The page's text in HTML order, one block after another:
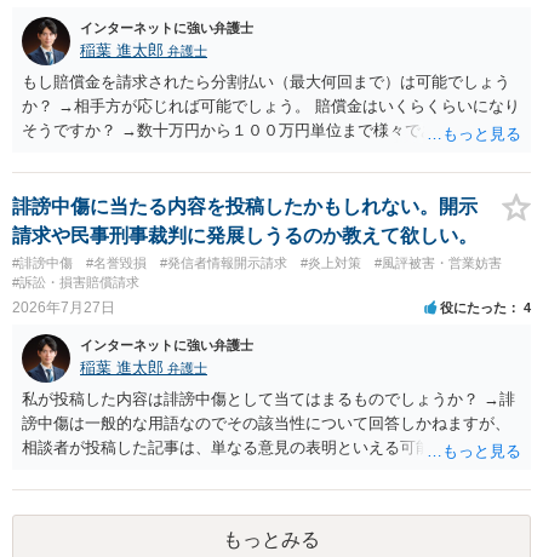
インターネットに強い弁護士
稲葉 進太郎 弁護士
もし賠償金を請求されたら分割払い（最大何回まで）は可能でしょう
か？ →相手方が応じれば可能でしょう。 賠償金はいくらくらいになり
そうですか？ →数十万円から１００万円単位まで様々であり、不明で
渉が行われ、双方合意に至れば支払が開始され、決裂して相手方が訴
訟提起を選択すれば訴訟の中で解決がなされる流れが通常です。
誹謗中傷に当たる内容を投稿したかもしれない。開示
請求や民事刑事裁判に発展しうるのか教えて欲しい。
#誹謗中傷 #名誉毀損 #発信者情報開示請求 #炎上対策
#風評被害・営業妨害
#訴訟・損害賠償請求
2026年7月27日 役にたった 4
インターネットに強い弁護士
稲葉 進太郎 弁護士
私が投稿した内容は誹謗中傷として当てはまるものでしょうか？ →誹
謗中傷は一般的な用語なのでその該当性について回答しかねますが、
相談者が投稿した記事は、単なる意見の表明といえる可能性が高く、
て、開示請求が認められたり、民事裁判や刑事裁判に発展しうるもの
でしょうか？ →権利侵害や、名誉毀損・侮辱に該当する可能性が低い
ため、民事裁判や刑事裁判に発展することはあまり考えられないよう
もっとみる